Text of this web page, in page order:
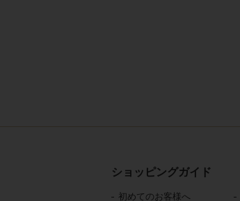
ショッピングガイド
初めてのお客様へ